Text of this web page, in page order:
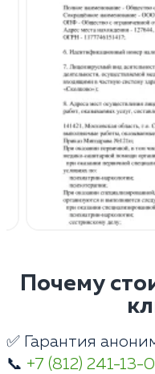
Почему
✅ Гарантия
📞 +7 (812) 241-13-